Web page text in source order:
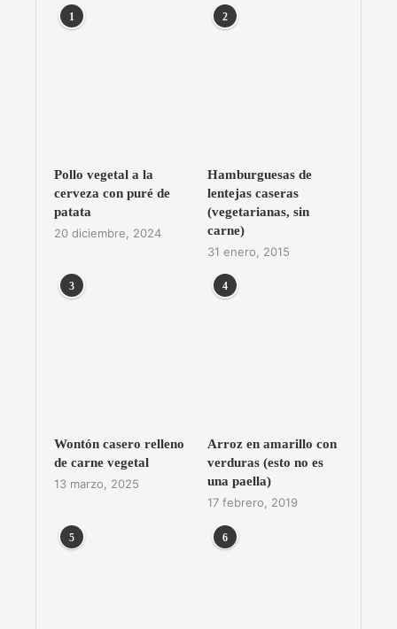
1
Pollo vegetal a la
cerveza con puré de
patata
20 diciembre, 2024
2
Hamburguesas de
lentejas caseras
(vegetarianas, sin
carne)
31 enero, 2015
3
Wontón casero relleno
de carne vegetal
13 marzo, 2025
4
Arroz en amarillo con
verduras (esto no es
una paella)
17 febrero, 2019
5 6